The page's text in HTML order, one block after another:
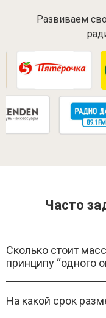
Развиваем
Часто
Сколько стоит
принципу “одного
На какой срок